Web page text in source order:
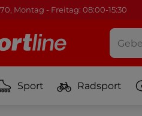
Montag - Freitag: 08:00-15:30
Sport Radsport